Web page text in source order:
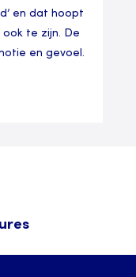
en dat hoopt
te zijn. De
en gevoel.